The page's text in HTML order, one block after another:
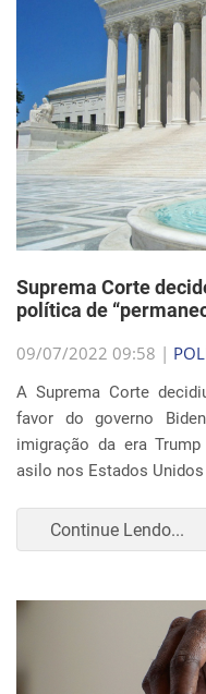
Suprema Corte
política de
09/07/2022 09:58 |
A Suprema Corte
favor do governo
imigração da era
asilo nos Estados Unidos
Continue Lendo...